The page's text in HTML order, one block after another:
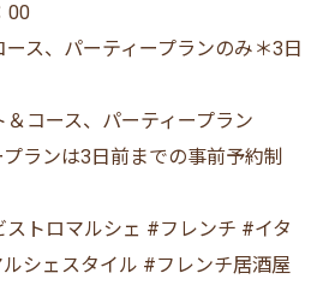
00
ース、パーティープランのみ＊3日
＆コース、パーティープラン
ランは3日前までの事前予約制
ストロマルシェ #フレンチ #イタ
シェスタイル #フレンチ居酒屋